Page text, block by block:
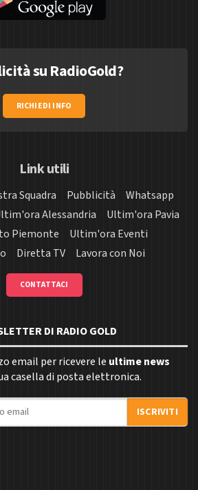
su RadioGold?
RICHIEDI INFO
Link utili
Squadra Pubblicità
Whatsapp
Alessandria
Ultim'ora Pavia
Piemonte
Ultim'ora Eventi
Diretta TV Lavora con Noi
CONTATTACI
DI RADIO GOLD
email per ricevere le ultime news
casella di posta elettronica.
ISCRIVITI